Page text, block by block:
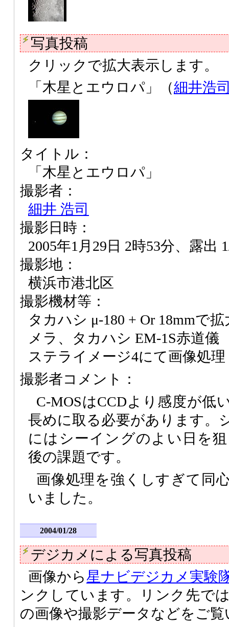
写真投稿
クリックで拡大表示します。
「木星とエウロパ」（細井浩
タイトル：
「木星とエウロパ」
撮影者：
細井 浩司
撮影日時：
2005年1月29日 2時53分、露出
撮影地：
横浜市港北区
撮影機材等：
タカハシ μ-180 + Or 18mmで
メラ、タカハシ EM-1S赤道儀
ステライメージ4にて画像処理
撮影者コメント：
C-MOSはCCDより感度が低
長めに取る必要があります。
にはシーイングのよい日を
後の課題です。
画像処理を強くしすぎて同
いました。
2004/01/28
デジカメによる写真投稿
画像から星ナビデジカメ実験
ンクしています。リンク先で
の画像や撮影データなどをご